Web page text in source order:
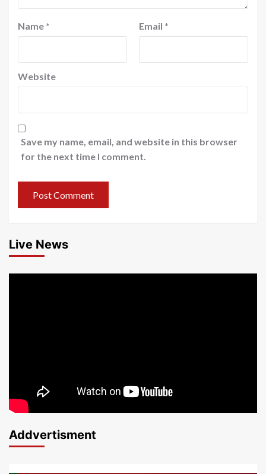
Name * Email *
Website
Save my name, email, and website in this browser
for the next time I comment.
Live News
Addvertisment